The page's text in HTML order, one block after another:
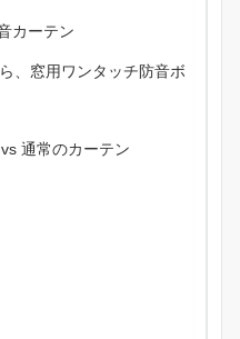
カーテン
、窓用ワンタッチ防音ボ
通常のカーテン